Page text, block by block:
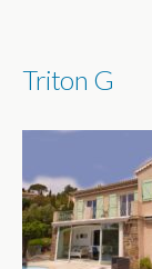
Triton G